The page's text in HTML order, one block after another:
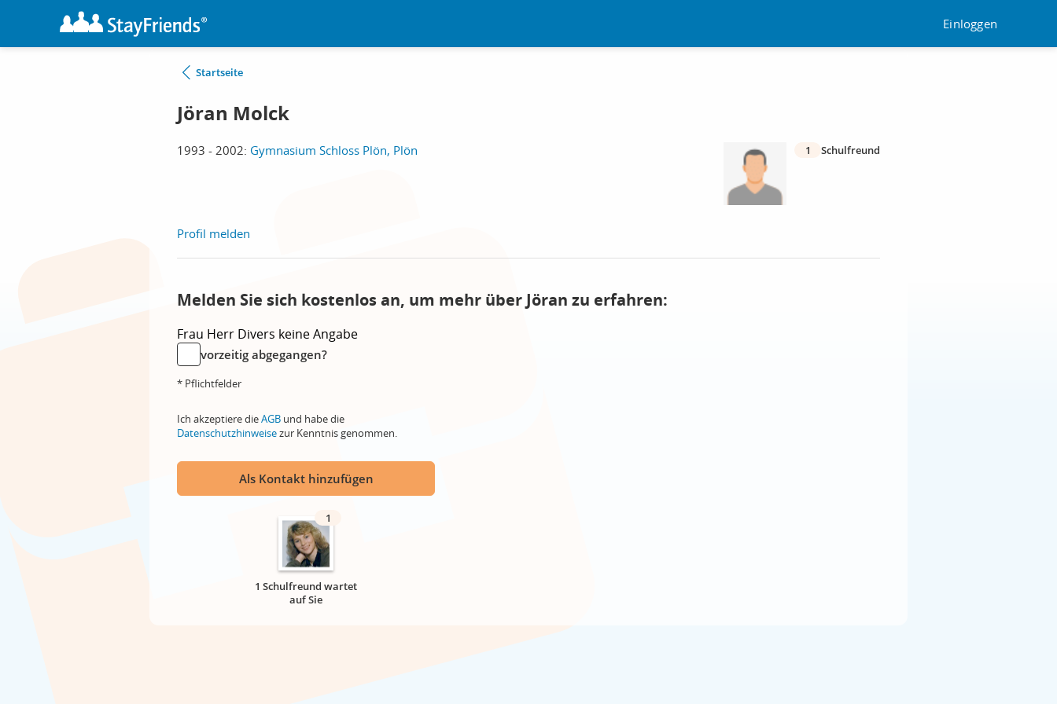
Einloggen
Startseite
Jöran Molck
1993 - 2002: Gymnasium Schloss Plön, Plön 1 Schulfreund
Profil melden
Melden Sie sich kostenlos an, um mehr über Jöran zu erfahren:
Frau Herr Divers keine Angabe
vorzeitig abgegangen?
* Pflichtfelder
Ich akzeptiere dieAGB und habe die
Datenschutzhinweisezur Kenntnis genommen.
Als Kontakt hinzufügen
1
1 Schulfreund wartet
auf Sie